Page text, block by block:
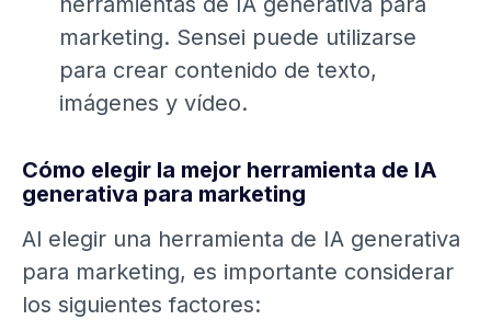
marketing. Sensei puede utilizarse
para crear contenido de texto,
imágenes y vídeo.
Cómo elegir la mejor herramienta de IA
generativa para marketing
Al elegir una herramienta de IA generativa
para marketing, es importante considerar
los siguientes factores: